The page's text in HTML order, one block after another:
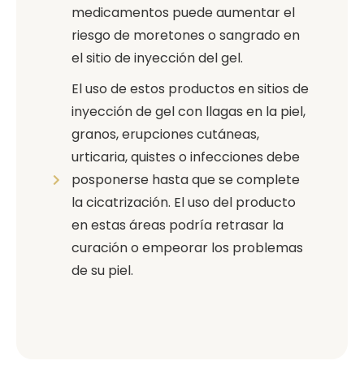
medicamentos puede aumentar el
riesgo de moretones o sangrado en
el sitio de inyección del gel.
El uso de estos productos en sitios de
inyección de gel con llagas en la piel,
granos, erupciones cutáneas,
urticaria, quistes o infecciones debe
posponerse hasta que se complete
la cicatrización. El uso del producto
en estas áreas podría retrasar la
curación o empeorar los problemas
de su piel.